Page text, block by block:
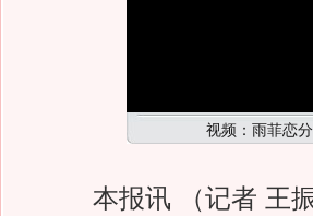
视频：雨菲恋
本报讯 （记者 王振